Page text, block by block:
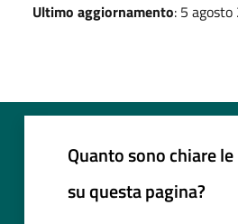
Ultimo aggiornamento: 5
Quanto sono chiare
su questa pagina?